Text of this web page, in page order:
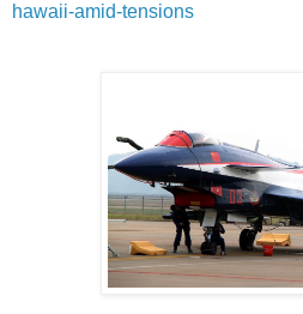
hawaii-amid-tensions